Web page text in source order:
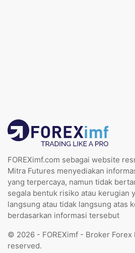
FOREXimf.com sebagai website
Mitra Futures menyediakan
yang terpercaya, namun tidak
segala bentuk risiko atau kerugian
langsung atau tidak langsung atas
berdasarkan informasi tersebut
© 2026 - FOREXimf - Broker Forex
reserved.